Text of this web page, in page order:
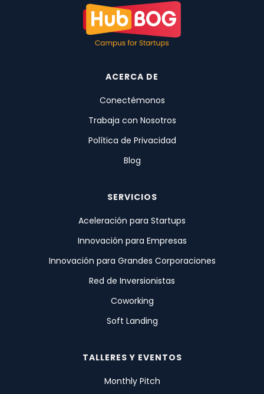
ACERCA DE
Conectémonos
Trabaja con Nosotros
Política de Privacidad
Blog
SERVICIOS
Aceleración para Startups
Innovación para Empresas
Innovación para Grandes Corporaciones
Red de Inversionistas
Coworking
Soft Landing
TALLERES Y EVENTOS
Monthly Pitch